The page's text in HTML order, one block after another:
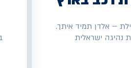
– אלדן תמיד איתך.
נהיגה ישראלית